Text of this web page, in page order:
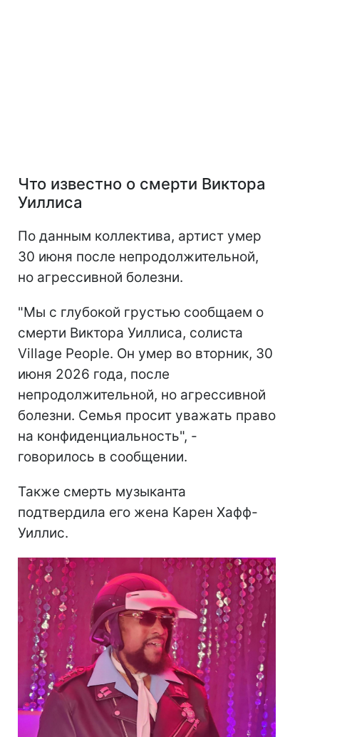
Что известно о смерти Виктора
Уиллиса
По данным коллектива, артист умер
30 июня после непродолжительной,
но агрессивной болезни.
"Мы с глубокой грустью сообщаем о
смерти Виктора Уиллиса, солиста
Village People. Он умер во вторник, 30
июня 2026 года, после
непродолжительной, но агрессивной
болезни. Семья просит уважать право
на конфиденциальность", -
говорилось в сообщении.
Также смерть музыканта
подтвердила его жена Карен Хафф-
Уиллис.